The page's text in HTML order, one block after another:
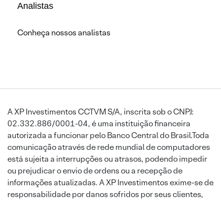
Analistas
Conheça nossos analistas
A XP Investimentos CCTVM S/A, inscrita sob o CNPJ:
02.332.886/0001-04, é uma instituição financeira
autorizada a funcionar pelo Banco Central do Brasil.Toda
comunicação através de rede mundial de computadores
está sujeita a interrupções ou atrasos, podendo impedir
ou prejudicar o envio de ordens ou a recepção de
informações atualizadas. A XP Investimentos exime-se de
responsabilidade por danos sofridos por seus clientes,